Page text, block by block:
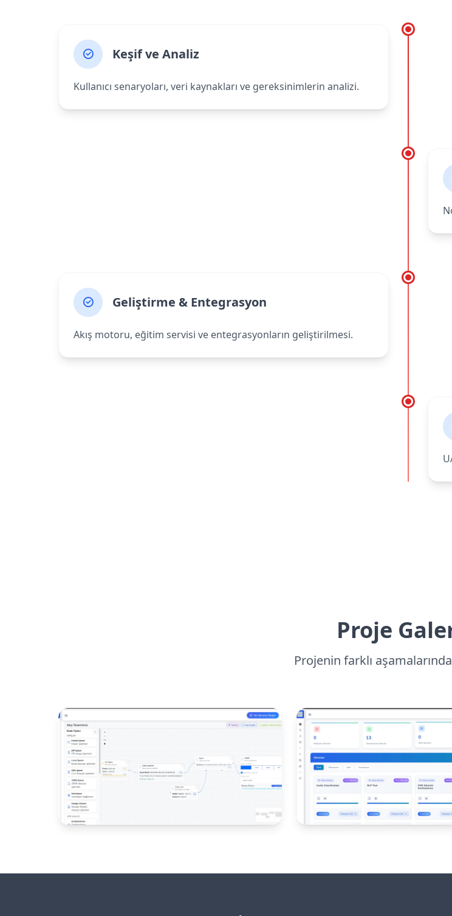
Keşif ve Analiz
Kullanıcı senaryoları, veri kaynakları ve gereksinimlerin analizi.
Geliştirme & Entegrasyon
Akış motoru, eğitim servisi ve entegrasyonların geliştirilmesi.
Proje
Projenin farklı